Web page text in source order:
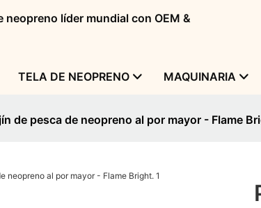
líder mundial con OEM &
TELA DE NEOPRENO MAQUINARIA
de pesca de neopreno al por mayor - Flame